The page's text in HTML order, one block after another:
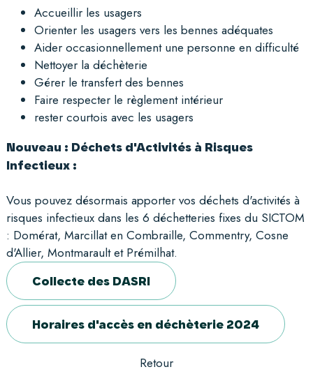
Accueillir les usagers
Orienter les usagers vers les bennes adéquates
Aider occasionnellement une personne en difficulté
Nettoyer la déchèterie
Gérer le transfert des bennes
Faire respecter le règlement intérieur
rester courtois avec les usagers
Nouveau : Déchets d'Activités à Risques
Infectieux :
Vous pouvez désormais apporter vos déchets d'activités à
risques infectieux dans les 6 déchetteries fixes du SICTOM
: Domérat, Marcillat en Combraille, Commentry, Cosne
d'Allier, Montmarault etPrémilhat.
Collecte des DASRI
Horaires d'accès en déchèterie 2024
Retour